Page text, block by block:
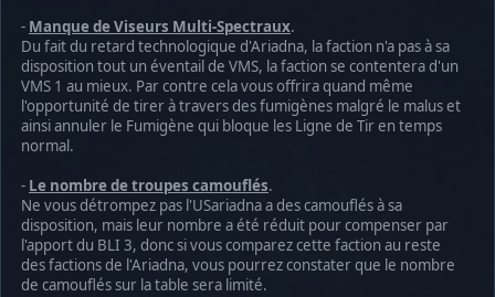
- Manque de Viseurs Multi-Spectraux.
Du fait du retard technologique d'Ariadna, la faction n'a pas à sa
disposition tout un éventail de VMS, la faction se contentera d'un
VMS 1 au mieux. Par contre cela vous offrira quand même
l'opportunité de tirer à travers des fumigènes malgré le malus et
ainsi annuler le Fumigène qui bloque les Ligne de Tir en temps
normal.
- Le nombre de troupes camouflés.
Ne vous détrompez pas l'USariadna a des camouflés à sa
disposition, mais leur nombre a été réduit pour compenser par
l'apport du BLI 3, donc si vous comparez cette faction au reste
des factions de l'Ariadna, vous pourrez constater que le nombre
de camouflés sur la table sera limité.